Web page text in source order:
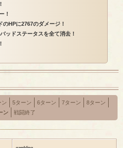
！
HPに2767のダメージ！
ッドステータスを全て消去！
ン 5ターン 6ターン 7ターン
8ターン
ン
戦闘終了